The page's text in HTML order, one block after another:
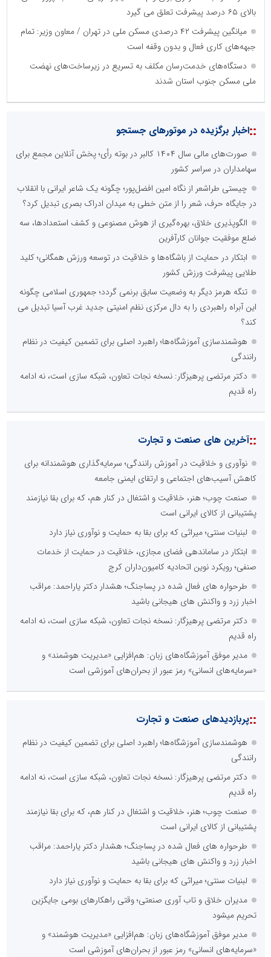
بالای ۶۵ درصد پیشرفت تعلق می گیرد
میانگین پیشرفت ۴۲ درصدی مسکن ملی در تهران / معاون وزیر: تمام
جبهه‌های کاری فعال و بدون وقفه است
دستگاه‌های خدمت‌رسان مکلف به تسریع در زیرساخت‌های نهضت
ملی مسکن جنوب استان شدند
::اخبار برگزیده در موتورهای جستجو
صورت‌های مالی سال ۱۴۰۴ کالبر در بوته رأی؛ پخش آنلاین مجمع برای
سهامداران در سراسر کشور
چیستی طراشعر از نگاه امین افضل‌پور؛ چگونه یک شاعر ایرانی با انقلاب
در جایگاه حرف، شعر را از متن خطی به میدان ادراک بصری تبدیل کرد؟
الگوپذیری خلاق، بهره‌گیری از هوش مصنوعی و کشف استعدادها، سه
ضلع موفقیت جوانان کارآفرین
ابتکار در حمایت از باشگاه‌ها و خلاقیت در توسعه ورزش همگانی؛ کلید
طلایی پیشرفت ورزش کشور
تنگه هرمز دیگر به وضعیت سابق برنمی گردد؛ جمهوری اسلامی چگونه
این آبراه راهبردی را به دال مرکزی نظم امنیتی جدید غرب آسیا تبدیل می
کند؟
هوشمندسازی آموزشگاه‌ها؛ راهبرد اصلی برای تضمین کیفیت در نظام
رانندگی
دکتر مرتضی پرهیزگار: نسخه نجات تعاون، شبکه سازی است، نه ادامه
راه قدیم
::آخرین های صنعت و تجارت
نوآوری و خلاقیت در آموزش رانندگی؛ سرمایه‌گذاری هوشمندانه برای
کاهش آسیب‌های اجتماعی و ارتقای ایمنی جامعه
صنعت چوب؛ هنر، خلاقیت و اشتغال در کنار هم، که برای بقا نیازمند
پشتیبانی از کالای ایرانی است
لبنیات سنتی؛ میراثی که برای بقا به حمایت و نوآوری نیاز دارد
ابتکار در ساماندهی فضای مجازی، خلاقیت در حمایت از خدمات
صنفی؛ رویکرد نوین اتحادیه کامیون‌داران کرج
طرحواره های فعال شده در پساجنگ؛ هشدار دکتر یاراحمد: مراقب
اخبار زرد و واکنش های هیجانی باشید
دکتر مرتضی پرهیزگار: نسخه نجات تعاون، شبکه سازی است، نه ادامه
راه قدیم
مدیر موفق آموزشگاه‌های زبان: هم‌افزایی «مدیریت هوشمند» و
«سرمایه‌های انسانی» رمز عبور از بحران‌های آموزشی است
::پربازدیدهای صنعت و تجارت
هوشمندسازی آموزشگاه‌ها؛ راهبرد اصلی برای تضمین کیفیت در نظام
رانندگی
دکتر مرتضی پرهیزگار: نسخه نجات تعاون، شبکه سازی است، نه ادامه
راه قدیم
صنعت چوب؛ هنر، خلاقیت و اشتغال در کنار هم، که برای بقا نیازمند
پشتیبانی از کالای ایرانی است
طرحواره های فعال شده در پساجنگ؛ هشدار دکتر یاراحمد: مراقب
اخبار زرد و واکنش های هیجانی باشید
لبنیات سنتی؛ میراثی که برای بقا به حمایت و نوآوری نیاز دارد
مدیران خلاق و تاب آوری صنعتی؛ وقتی راهکارهای بومی جایگزین
تحریم میشود
مدیر موفق آموزشگاه‌های زبان: هم‌افزایی «مدیریت هوشمند» و
«سرمایه‌های انسانی» رمز عبور از بحران‌های آموزشی است